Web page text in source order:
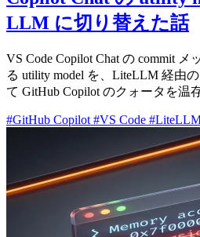
LLM に切り替えた話
VS Code Copilot Chat の commit
る utility model を、LiteLLM 経由
て GitHub Copilot のクォータを温
#GitHub Copilot #VS Code